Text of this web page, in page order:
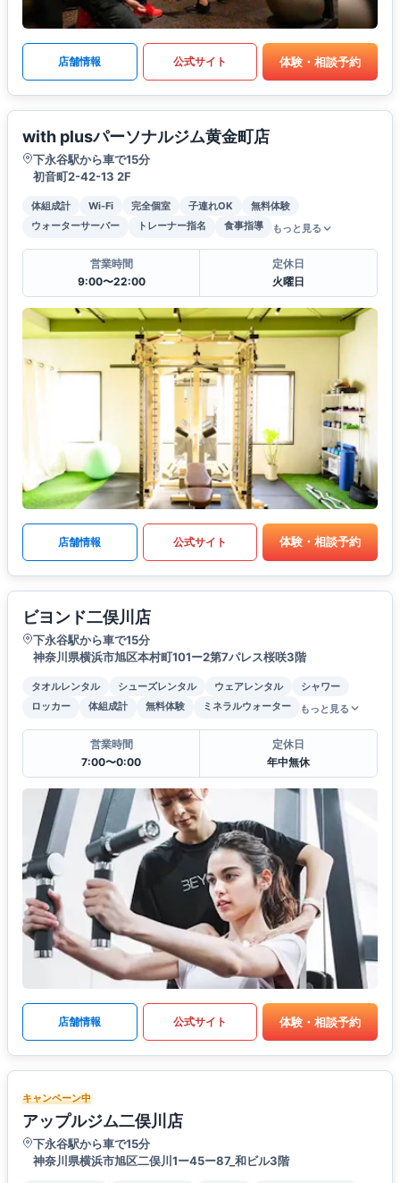
店舗情報 公式サイト 体験・相談予約
with plusパーソナルジム黄金町店
下永谷駅から車で15分
初音町2-42-13 2F
体組成計 Wi-Fi 完全個室 子連れOK
無料体験
ウォーターサーバー
トレーナー指名 食事指導 もっと見る
営業時間
9:00〜22:00
定休日
火曜日
店舗情報 公式サイト 体験・相談予約
ビヨンド二俣川店
下永谷駅から車で15分
神奈川県横浜市旭区本村町101ー2第7パレス桜咲3階
タオルレンタル シューズレンタル ウェアレンタル
シャワー
ロッカー
体組成計 無料体験 ミネラルウォーター もっと見る
営業時間
7:00〜0:00
定休日
年中無休
店舗情報 公式サイト 体験・相談予約
キャンペーン中
アップルジム二俣川店
下永谷駅から車で15分
神奈川県横浜市旭区二俣川1ー45ー87_和ビル3階